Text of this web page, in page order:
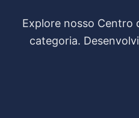
Explore nosso Centro
categoria.